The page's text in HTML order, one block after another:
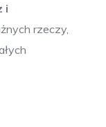
i
rzeczy,